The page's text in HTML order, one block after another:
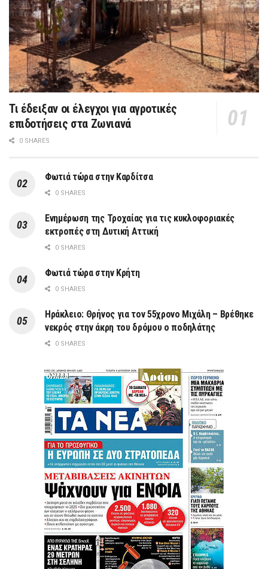
Τι έδειξαν οι έλεγχοι για αγροτικές
επιδοτήσεις στα Ζωνιανά
0 SHARES
Φωτιά τώρα στην Καρδίτσα
0 SHARES
Ενημέρωση της Τροχαίας για τις κυκλοφοριακές
εκτροπές στη Δυτική Αττική
0 SHARES
Φωτιά τώρα στην Κρήτη
0 SHARES
Ηράκλειο: Θρήνος για τον 55χρονο Μιχάλη – Βρέθηκε
νεκρός στην άκρη του δρόμου ο ποδηλάτης
0 SHARES